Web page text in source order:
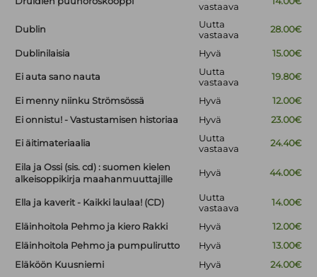
vastaava
Dublin
Uutta
vastaava
28.00€
Dublinilaisia Hyvä 15.00€
Ei auta sano nauta
Uutta
vastaava
19.80€
Ei menny niinku Strömsössä Hyvä
12.00€
Ei onnistu! - Vastustamisen historiaa
Hyvä 23.00€
Ei äitimateriaalia
Uutta
vastaava
24.40€
Eila ja Ossi (sis. cd) : suomen kielen
alkeisoppikirja maahanmuuttajille
Hyvä 44.00€
Ella ja kaverit - Kaikki laulaa! (CD)
Uutta
vastaava
14.00€
Eläinhoitola Pehmo ja kiero Rakki Hyvä
12.00€
Eläinhoitola Pehmo ja pumpulirutto
Hyvä
13.00€
Eläköön Kuusniemi
Hyvä 24.00€